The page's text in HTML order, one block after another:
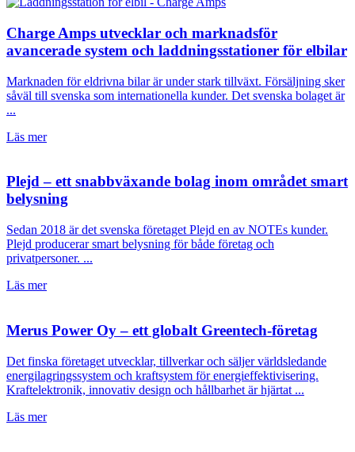
Charge Amps utvecklar och marknadsför
avancerade system och laddningsstationer för elbilar
Marknaden för eldrivna bilar är under stark tillväxt. Försäljning sker
såväl till svenska som internationella kunder. Det svenska bolaget är
...
Läs mer
Plejd – ett snabbväxande bolag inom området smart
belysning
Sedan 2018 är det svenska företaget Plejd en av NOTEs kunder.
Plejd producerar smart belysning för både företag och
privatpersoner. ...
Läs mer
Merus Power Oy – ett globalt Greentech-företag
Det finska företaget utvecklar, tillverkar och säljer världsledande
energilagringssystem och kraftsystem för energieffektivisering.
Kraftelektronik, innovativ design och hållbarhet är hjärtat ...
Läs mer